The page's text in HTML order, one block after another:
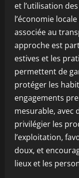
et l’utilisation
l’économie
associée au
approche est
estives et les
permettent de
protéger les
engagements
mesurable, avec
privilégier les
l’exploitation,
doux, et
lieux et les